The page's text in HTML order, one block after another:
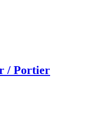
/ Portier